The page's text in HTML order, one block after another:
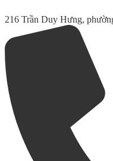
216 Trần Duy Hưng,